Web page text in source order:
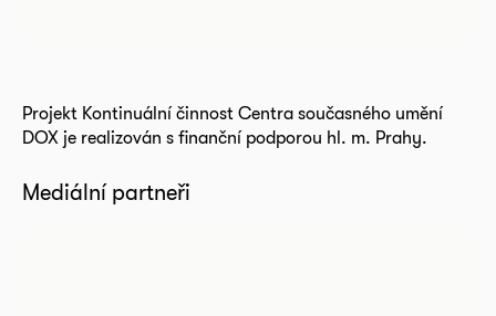
Projekt Kontinuální činnost Centra současného umění
DOX je realizován s finanční podporou hl. m. Prahy.
Mediální partneři